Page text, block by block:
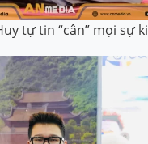
tự tin “cân” mọi sự